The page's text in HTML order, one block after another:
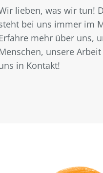
lieben, was wir tun!
bei uns immer im
mehr über uns,
unsere
in Kontakt!